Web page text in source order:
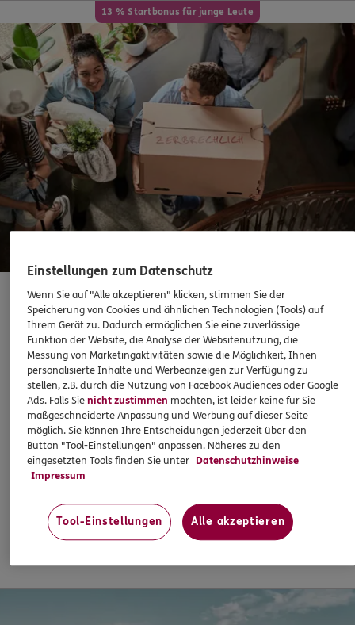
Rechnung einreichen
Kontakt
Meine Versicherungen
Sehen Sie auf einen Blick Ihre Versicherungen bei ERGO,
dem ERGO Rechtsschutz und der DKV.
Schaden oder Leistungsfall melden
Bequem online oder telefonisch
Rechnung einreichen
Kundenportal Log-in
13 % Startbonus für junge Leute
Private Haftpflichtversicherung
Gegen dumm gelaufen hilft nur klug versichert. Denn dann
sind Sie vor den finanziellen Folgen kleiner und großer
Missgeschicke geschützt.
Einstellungen zum Datenschutz
Wenn Sie auf "Alle akzeptieren" klicken, stimmen Sie der
Speicherung von Cookies und ähnlichen Technologien (Tools) auf
Ihrem Gerät zu. Dadurch ermöglichen Sie eine zuverlässige
Funktion der Website, die Analyse der Websitenutzung, die
Messung von Marketingaktivitäten sowie die Möglichkeit, Ihnen
personalisierte Inhalte und Werbeanzeigen zur Verfügung zu
stellen, z.B. durch die Nutzung von Facebook Audiences oder Google
Ads. Falls Sienicht zustimmen möchten, ist leider keine für Sie
maßgeschneiderte Anpassung und Werbung auf dieser Seite
möglich. Sie können Ihre Entscheidungen jederzeit über den
Button "Tool-Einstellungen" anpassen. Näheres zu den
eingesetzten Tools finden Sie unter Datenschutzhinweise
Impressum
Tool-Einstellungen Alle akzeptieren